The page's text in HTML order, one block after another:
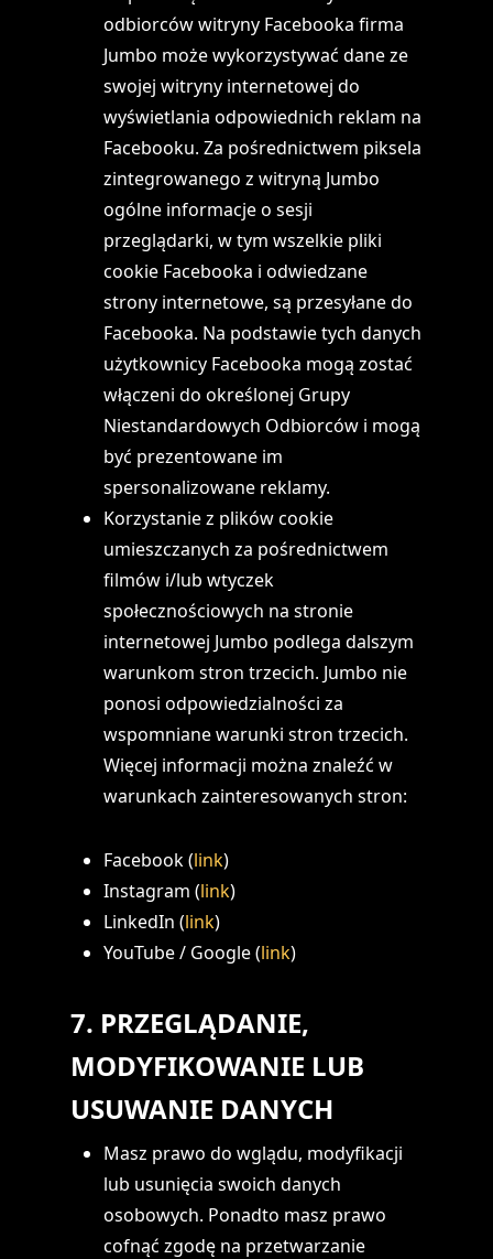
odbiorców witryny Facebooka firma
Jumbo może wykorzystywać dane ze
swojej witryny internetowej do
wyświetlania odpowiednich reklam na
Facebooku. Za pośrednictwem piksela
zintegrowanego z witryną Jumbo
ogólne informacje o sesji
przeglądarki, w tym wszelkie pliki
cookie Facebooka i odwiedzane
strony internetowe, są przesyłane do
Facebooka. Na podstawie tych danych
użytkownicy Facebooka mogą zostać
włączeni do określonej Grupy
Niestandardowych Odbiorców i mogą
być prezentowane im
spersonalizowane reklamy.
Korzystanie z plików cookie
umieszczanych za pośrednictwem
filmów i/lub wtyczek
społecznościowych na stronie
internetowej Jumbo podlega dalszym
warunkom stron trzecich. Jumbo nie
ponosi odpowiedzialności za
wspomniane warunki stron trzecich.
Więcej informacji można znaleźć w
warunkach zainteresowanych stron:
Facebook (link)
Instagram (link)
LinkedIn (link)
YouTube / Google (link)
7. PRZEGLĄDANIE,
MODYFIKOWANIE LUB
USUWANIE DANYCH
Masz prawo do wglądu, modyfikacji
lub usunięcia swoich danych
osobowych. Ponadto masz prawo
cofnąć zgodę na przetwarzanie